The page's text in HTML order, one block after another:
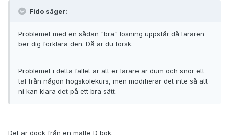
Fido säger:
Problemet med en sådan "bra" lösning uppstår då läraren
ber dig förklara den. Då är du torsk.
Problemet i detta fallet är att er lärare är dum och snor ett
tal från någon högskolekurs, men modifierar det inte så att
ni kan klara det på ett bra sätt.
Det är dock från en matte D bok.